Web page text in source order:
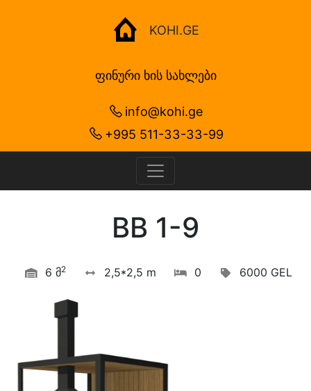
KOHI.GE
ფინური ხის სახლები
info@kohi.ge
+995 511-33-33-99
BB 1-9
6 მ2 2,5*2,5 m 0 6000 GEL